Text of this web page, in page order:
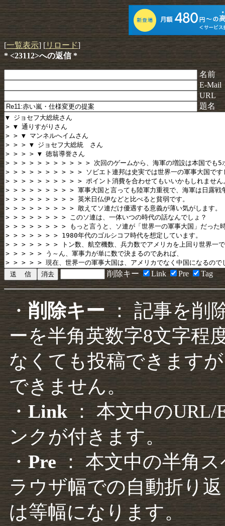
[一覧表示] [リロード]
* <23112>への返信 *
名前
E-Mail
URL
題名
削除キー Link Pre Tag
・削除キー： 記事を削
ーを半角英数字8文字程
なくても投稿できます
できません。
・Link： 本文中のURL/
ンクが付きます。
・Pre： 本文中の半角
ラウザ幅での自動折り
は等幅になります。